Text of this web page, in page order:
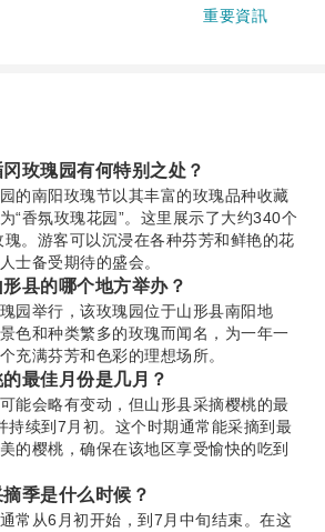
重要資訊
玫瑰园有何特别之处？
的南阳玫瑰节以其丰富的玫瑰品种收藏
“香氛玫瑰花园”。这里展示了大约340个
。游客可以沉浸在各种芬芳和鲜艳的花
士备受期待的盛会。
县的哪个地方举办？
园举行，该玫瑰园位于山形县南阳地
色和种类繁多的玫瑰而闻名，为一年一
充满芬芳和色彩的理想场所。
最佳月份是几月？
能会略有变动，但山形县采摘樱桃的最
持续到7月初。这个时期通常能采摘到最
的樱桃，确保在该地区享受愉快的吃到
季是什么时候？
常从6月初开始，到7月中旬结束。在这